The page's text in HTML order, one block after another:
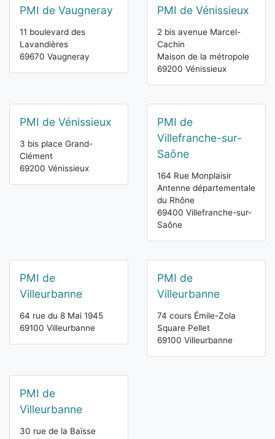
PMI de Vaugneray
11 boulevard des
Lavandières
69670 Vaugneray
PMI de Vénissieux
2 bis avenue Marcel-
Cachin
Maison de la métropole
69200 Vénissieux
PMI de Vénissieux
3 bis place Grand-
Clément
69200 Vénissieux
PMI de
Villefranche-sur-
Saône
164 Rue Monplaisir
Antenne départementale
du Rhône
69400 Villefranche-sur-
Saône
PMI de
Villeurbanne
64 rue du 8 Mai 1945
69100 Villeurbanne
PMI de
Villeurbanne
74 cours Émile-Zola
Square Pellet
69100 Villeurbanne
PMI de
Villeurbanne
30 rue de la Baïsse